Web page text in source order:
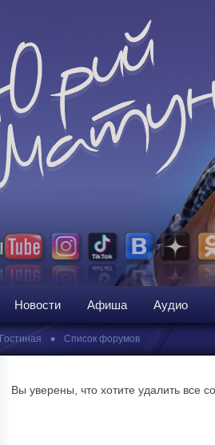
Новости Афиша Аудио
Гостиная • Список форумов
Вы уверены, что хотите удалить